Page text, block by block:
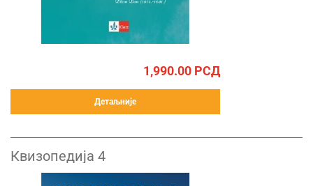
1,990.00 РСД
Детаљније
Квизопедија 4